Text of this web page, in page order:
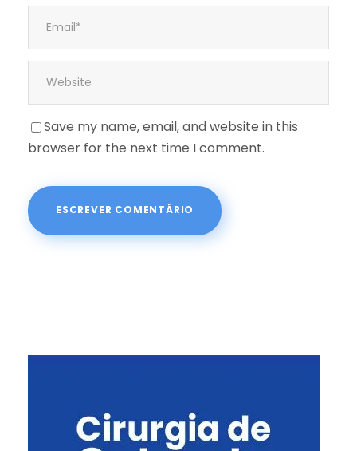
Save my name, email, and website in this
browser for the next time I comment.